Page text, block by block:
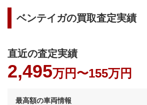
ベンテイガの買取査定実績
直近の査定実績
2,495万円〜155万円
最高額の車両情報